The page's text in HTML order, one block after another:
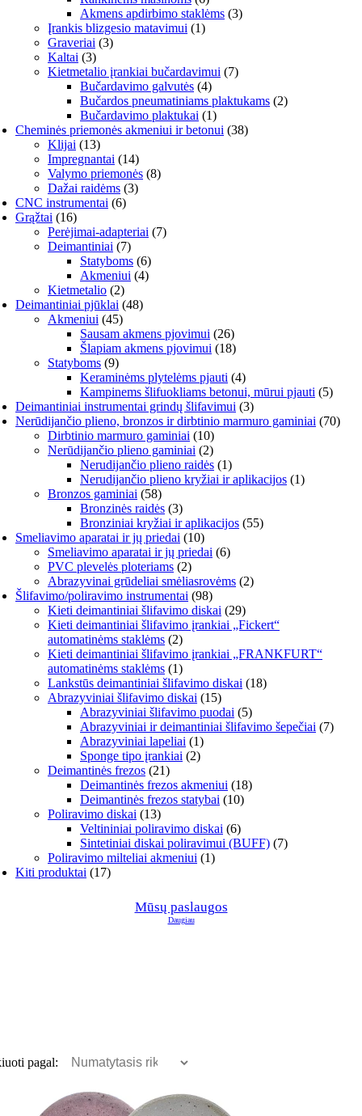
Akmens apdirbimo staklėms (3)
Įrankis blizgesio matavimui (1)
Graveriai (3)
Kaltai (3)
Kietmetalio įrankiai bučardavimui (7)
Bučardavimo galvutės (4)
Bučardos pneumatiniams plaktukams (2)
Bučardavimo plaktukai (1)
Cheminės priemonės akmeniui ir betonui (38)
Klijai (13)
Impregnantai (14)
Valymo priemonės (8)
Dažai raidėms (3)
CNC instrumentai (6)
Grąžtai (16)
Perėjimai-adapteriai (7)
Deimantiniai (7)
Statyboms (6)
Akmeniui (4)
Kietmetalio (2)
Deimantiniai pjūklai (48)
Akmeniui (45)
Sausam akmens pjovimui (26)
Šlapiam akmens pjovimui (18)
Statyboms (9)
Keraminėms plytelėms pjauti (4)
Kampinems šlifuokliams betonui, mūrui pjauti (5)
Deimantiniai instrumentai grindų šlifavimui (3)
Nerūdijančio plieno, bronzos ir dirbtinio marmuro gaminiai (70)
Dirbtinio marmuro gaminiai (10)
Nerūdijančio plieno gaminiai (2)
Nerudijančio plieno raidės (1)
Nerudijančio plieno kryžiai ir aplikacijos (1)
Bronzos gaminiai (58)
Bronzinės raidės (3)
Bronziniai kryžiai ir aplikacijos (55)
Smeliavimo aparatai ir jų priedai (10)
Smeliavimo aparatai ir jų priedai (6)
PVC plevelės ploteriams (2)
Abrazyvinai grūdeliai smėliasrovėms (2)
Šlifavimo/poliravimo instrumentai (98)
Kieti deimantiniai šlifavimo diskai (29)
Kieti deimantiniai šlifavimo įrankiai „Fickert“
automatinėms staklėms (2)
Kieti deimantiniai šlifavimo įrankiai „FRANKFURT“
automatinėms staklėms (1)
Lankstūs deimantiniai šlifavimo diskai (18)
Abrazyviniai šlifavimo diskai (15)
Abrazyviniai šlifavimo puodai (5)
Abrazyviniai ir deimantiniai šlifavimo šepečiai (7)
Abrazyviniai lapeliai (1)
Sponge tipo įrankiai (2)
Deimantinės frezos (21)
Deimantinės frezos akmeniui (18)
Deimantinės frezos statybai (10)
Poliravimo diskai (13)
Veltininiai poliravimo diskai (6)
Sintetiniai diskai poliravimui (BUFF) (7)
Poliravimo milteliai akmeniui (1)
Kiti produktai (17)
Mūsų paslaugos
Daugiau
pagal: